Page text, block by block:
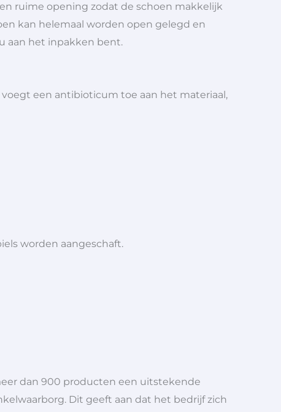
ruime opening zodat de schoen makkelijk
kan helemaal worden open gelegd en
aan het inpakken bent.
een antibioticum toe aan het materiaal,
worden aangeschaft.
dan 900 producten een uitstekende
Dit geeft aan dat het bedrijf zich